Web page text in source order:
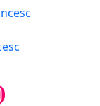
Macià. Foto: